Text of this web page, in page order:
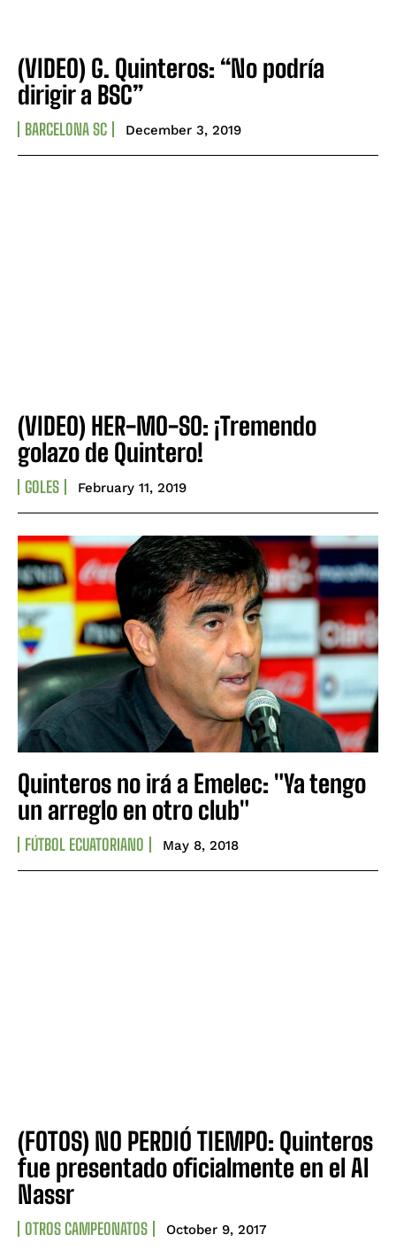
(VIDEO) G. Quinteros: “No podría
dirigir a BSC”
BARCELONA SC December 3, 2019
(VIDEO) HER-MO-SO: ¡Tremendo
golazo de Quintero!
GOLES February 11, 2019
Quinteros no irá a Emelec: "Ya tengo
un arreglo en otro club"
FÚTBOL ECUATORIANO May 8, 2018
(FOTOS) NO PERDIÓ TIEMPO: Quinteros
fue presentado oficialmente en el Al
Nassr
OTROS CAMPEONATOS October 9, 2017